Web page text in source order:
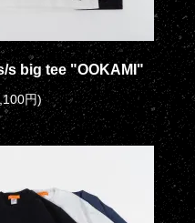
s big tee "OOKAMI"
円)